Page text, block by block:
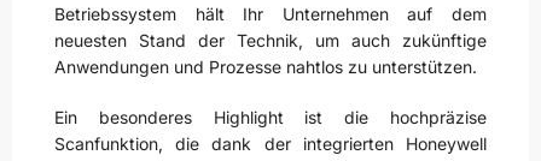
Betriebssystem hält Ihr Unternehmen auf dem
neuesten Stand der Technik, um auch zukünftige
Anwendungen und Prozesse nahtlos zu unterstützen.
Ein besonderes Highlight ist die hochpräzise
Scanfunktion, die dank der integrierten Honeywell